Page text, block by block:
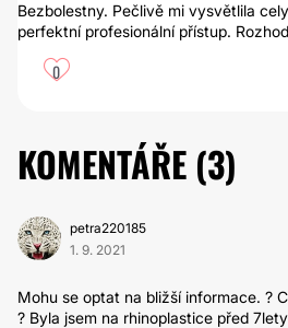
Bezbolestny. Pečlivě mi vysvětlila
perfektní profesionální přístup.
0
KOMENTÁŘE (3)
petra220185
1. 9. 2021
Mohu se optat na bližší informace. ?
? Byla jsem na rhinoplastice před